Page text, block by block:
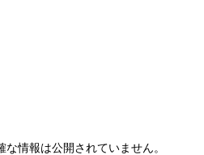
情報は公開されていません。